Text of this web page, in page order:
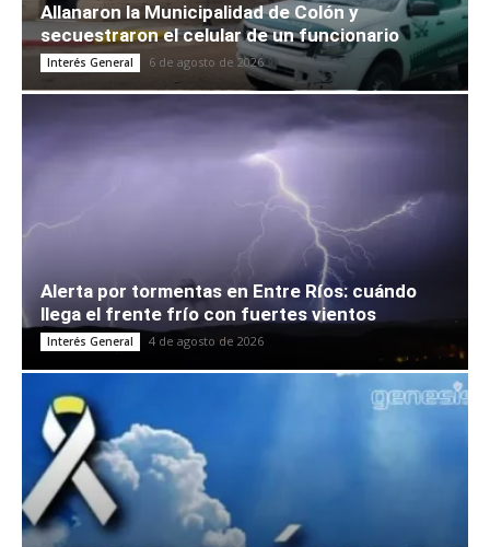
Allanaron la Municipalidad de Colón y
secuestraron el celular de un funcionario
Interés General 6 de agosto de 2026
Alerta por tormentas en Entre Ríos: cuándo
llega el frente frío con fuertes vientos
Interés General 4 de agosto de 2026